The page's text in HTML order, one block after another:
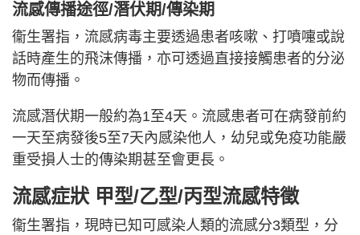
流感傳播途徑/潛伏期/傳染期
衞生署指，流感病毒主要透過患者咳嗽、打噴嚏或說
話時產生的飛沫傳播，亦可透過直接接觸患者的分泌
物而傳播。
流感潛伏期一般約為1至4天。流感患者可在病發前約
一天至病發後5至7天內感染他人，幼兒或免疫功能嚴
重受損人士的傳染期甚至會更長。
流感症狀 甲型/乙型/丙型流感特徵
衞生署指，現時已知可感染人類的流感分3類型，分